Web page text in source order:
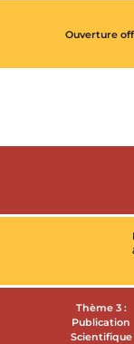
Ouverture
Thème 3 :
Publication
Scientifique